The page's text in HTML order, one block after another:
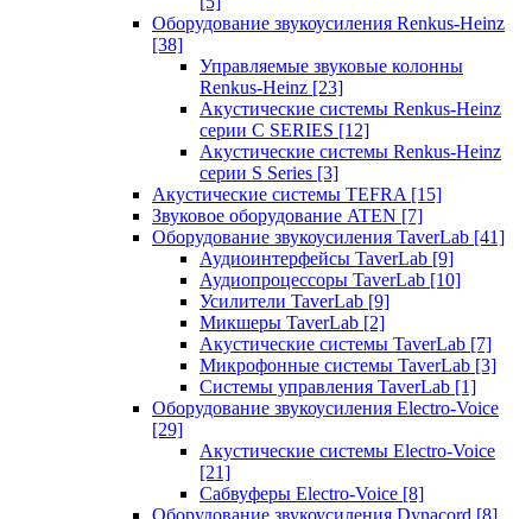
Оборудование звукоусиления Renkus-Heinz
[38]
Управляемые звуковые колонны
Renkus-Heinz [23]
Акустические системы Renkus-Heinz
серии C SERIES [12]
Акустические системы Renkus-Heinz
серии S Series [3]
Акустические системы TEFRA [15]
Звуковое оборудование ATEN [7]
Оборудование звукоусиления TaverLab [41]
Аудиоинтерфейсы TaverLab [9]
Аудиопроцессоры TaverLab [10]
Усилители TaverLab [9]
Микшеры TaverLab [2]
Акустические системы TaverLab [7]
Микрофонные системы TaverLab [3]
Системы управления TaverLab [1]
Оборудование звукоусиления Electro-Voice
[29]
Акустические системы Electro-Voice
[21]
Сабвуферы Electro-Voice [8]
Оборудование звукоусиления Dynacord [8]